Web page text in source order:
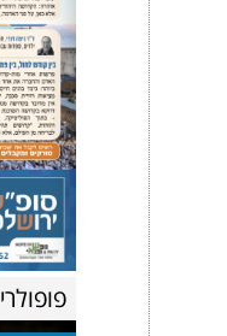
פופולרי